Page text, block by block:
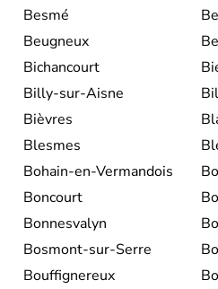
Besmé
Beugneux
Bichancourt
Billy-sur-Aisne
Bièvres
Blesmes
Bohain-en-Vermandois
Boncourt
Bonnesvalyn
Bosmont-sur-Serre
Bouffignereux